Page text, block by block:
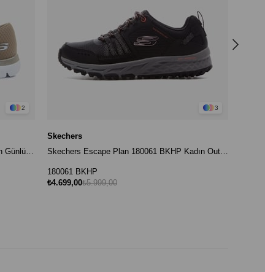
2
Skechers Summits 896123TK TPE Kadın Günlük Ayakkabı - Bej
3
Skechers
Skechers Escape Plan 180061 BKHP Kadın Outdoor Ayakkabı - Siyah
180061 BKHP
₺4.699,00₺5.999,00